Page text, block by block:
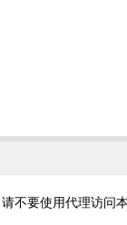
请不要使用代理访问